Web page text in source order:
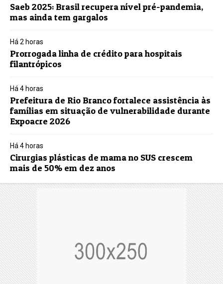
Saeb 2025: Brasil recupera nível pré-pandemia,
mas ainda tem gargalos
Há 2 horas
Prorrogada linha de crédito para hospitais
filantrópicos
Há 4 horas
Prefeitura de Rio Branco fortalece assistência às
famílias em situação de vulnerabilidade durante
Expoacre 2026
Há 4 horas
Cirurgias plásticas de mama no SUS crescem
mais de 50% em dez anos